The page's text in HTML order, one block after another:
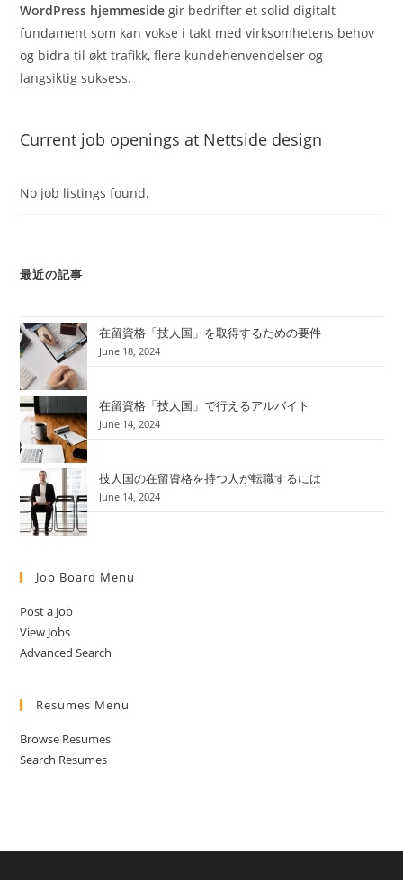
WordPress hjemmeside gir bedrifter et solid digitalt
fundament som kan vokse i takt med virksomhetens behov
og bidra til økt trafikk, flere kundehenvendelser og
langsiktig suksess.
Current job openings at Nettside design
No job listings found.
最近の記事
在留資格「技人国」を取得するための要件
June 18, 2024
在留資格「技人国」で行えるアルバイト
June 14, 2024
技人国の在留資格を持つ人が転職するには
June 14, 2024
Job Board Menu
Post a Job
View Jobs
Advanced Search
Resumes Menu
Browse Resumes
Search Resumes